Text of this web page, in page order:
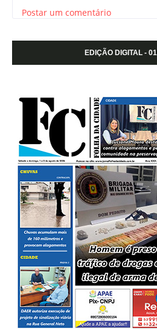
Postar um comentário
EDIÇÃO DIGITAL -